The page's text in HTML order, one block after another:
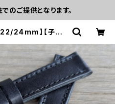
のご提供となります。
24mm】【子穴：
スレザー ヌメ革/レ
クステッチ 腕時計
H007 LEVEL7 | L